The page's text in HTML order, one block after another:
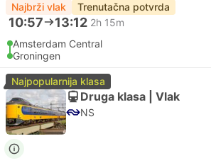
Najbrži vlak Trenutačna potvrda
10:57 13:12 2h 15m
Amsterdam Central
Groningen
Najpopularnija klasa
Druga klasa | Vlak
NS